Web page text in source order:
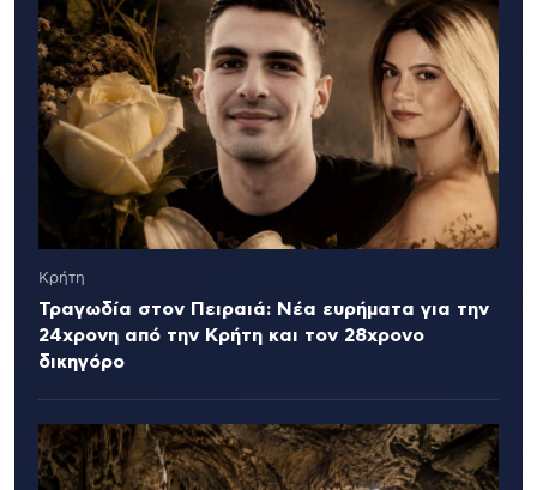
Κρήτη
Τραγωδία στον Πειραιά: Νέα ευρήματα για την
24χρονη από την Κρήτη και τον 28χρονο
δικηγόρο